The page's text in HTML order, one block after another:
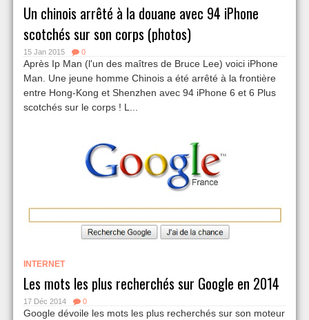
Un chinois arrêté à la douane avec 94 iPhone
scotchés sur son corps (photos)
15 Jan 2015 0
Après Ip Man (l'un des maîtres de Bruce Lee) voici iPhone
Man. Une jeune homme Chinois a été arrêté à la frontière
entre Hong-Kong et Shenzhen avec 94 iPhone 6 et 6 Plus
scotchés sur le corps ! L...
INTERNET
Les mots les plus recherchés sur Google en 2014
17 Déc 2014 0
Google dévoile les mots les plus recherchés sur son moteur